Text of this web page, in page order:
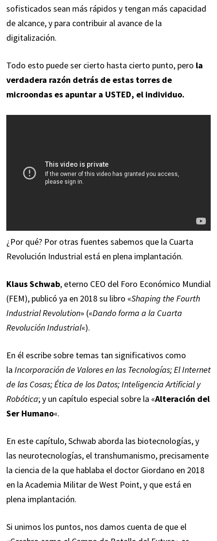
sofisticados sean más rápidos y tengan más capacidad
de alcance, y para contribuir al avance de la
digitalización.
Todo esto puede ser cierto hasta cierto punto, pero la
verdadera razón detrás de estas torres de
microondas es apuntar a USTED, el individuo.
¿Por qué? Por otras fuentes sabemos que la Cuarta
Revolución Industrial está en plena implantación.
Klaus Schwab, eterno CEO del Foro Económico Mundial
(FEM), publicó ya en 2018 su libro «Shaping the Fourth
Industrial Revolution» («Dando forma a la Cuarta
Revolución Industrial«).
En él escribe sobre temas tan significativos como
la Incorporación de Valores en las Tecnologías; El Internet
de las Cosas; Ética de los Datos; Inteligencia Artificial y
Robótica; y un capítulo especial sobre la «Alteración del
Ser Humano«.
En este capítulo, Schwab aborda las biotecnologías, y
las neurotecnologías, el transhumanismo, precisamente
la ciencia de la que hablaba el doctor Giordano en 2018
en la Academia Militar de West Point, y que está en
plena implantación.
Si unimos los puntos, nos damos cuenta de que el